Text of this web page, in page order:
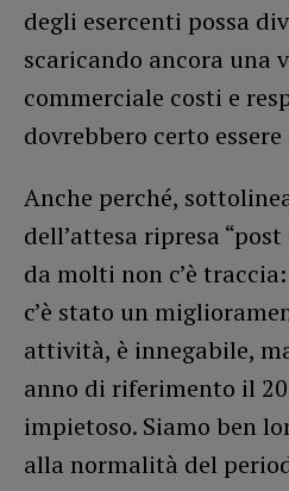
degli esercenti possa
scaricando ancora una
commerciale costi e
dovrebbero certo
Anche perché,
dell’attesa ripresa
da molti non c’è
c’è stato un
attività, è innegabile,
anno di riferimento il
impietoso. Siamo ben
alla normalità del